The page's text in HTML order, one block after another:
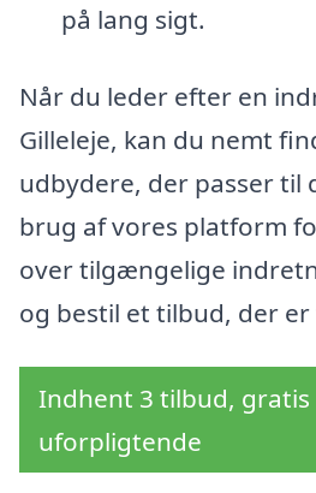
på lang sigt.
Når du leder efter en
Gilleleje, kan du nemt
udbydere, der passer til
brug af vores platform
over tilgængelige
og bestil et tilbud, der
Indhent 3 tilbud, gratis
uforpligtende